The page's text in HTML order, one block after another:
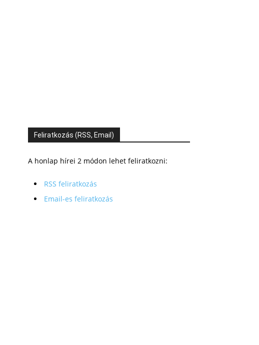
Feliratkozás (RSS, Email)
A honlap hírei 2 módon lehet feliratkozni:
RSS feliratkozás
Email-es feliratkozás